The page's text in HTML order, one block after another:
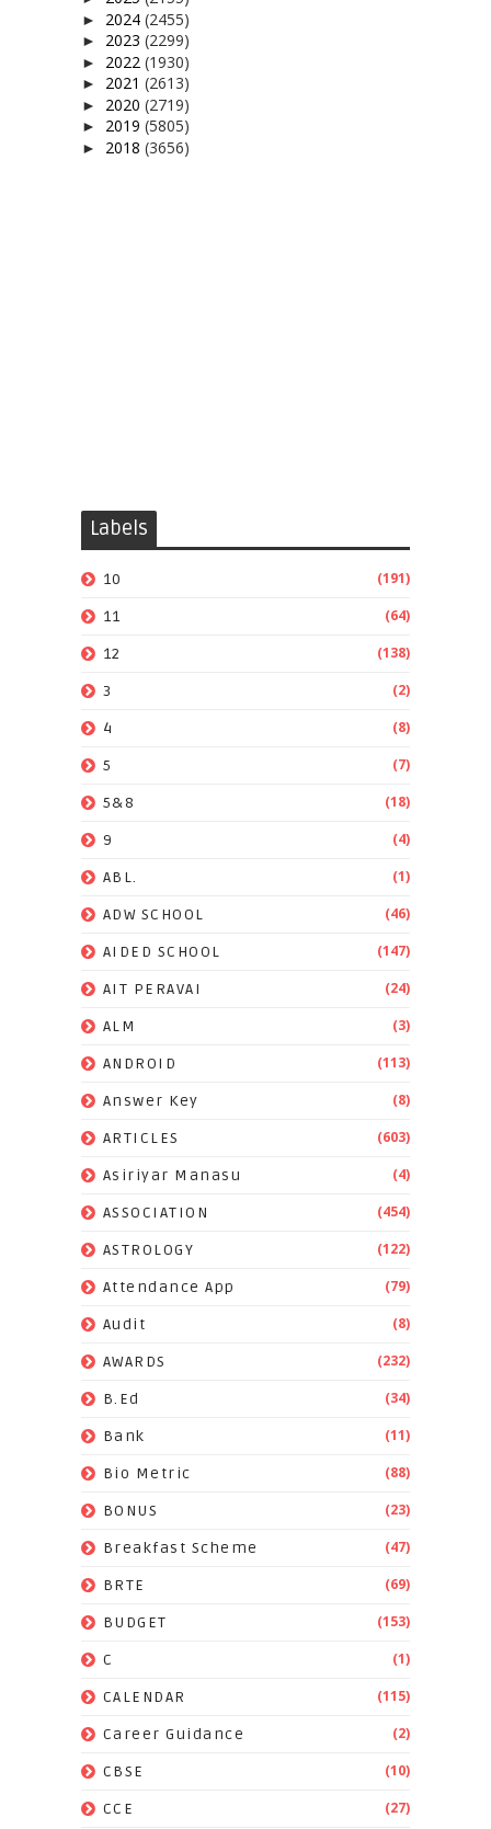
► 2024 (2455)
► 2023 (2299)
► 2022 (1930)
► 2021 (2613)
► 2020 (2719)
► 2019 (5805)
► 2018 (3656)
Labels
10 (191)
11 (64)
12 (138)
3 (2)
4 (8)
5 (7)
5&8 (18)
9 (4)
ABL. (1)
ADW SCHOOL (46)
AIDED SCHOOL (147)
AIT PERAVAI (24)
ALM (3)
ANDROID (113)
Answer Key (8)
ARTICLES (603)
Asiriyar Manasu (4)
ASSOCIATION (454)
ASTROLOGY (122)
Attendance App (79)
Audit (8)
AWARDS (232)
B.Ed (34)
Bank (11)
Bio Metric (88)
BONUS (23)
Breakfast Scheme (47)
BRTE (69)
BUDGET (153)
C (1)
CALENDAR (115)
Career Guidance (2)
CBSE (10)
CCE (27)